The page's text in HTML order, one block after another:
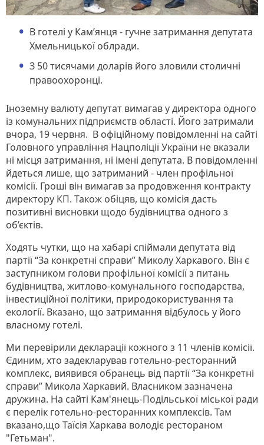
В готелі у Кам’янця - гучне затримання депутата
Хмельницької облради.
З 50 тисячами доларів його зловили столичні
правоохоронці.
Іноземну валюту депутат вимагав у директора одного
із комунальних підприємств області. Його затримали
вчора, 19 червня. В офіційному повідомленні на сайті
Головного управління Нацполіції України не вказали
ні місця затримання, ні імені депутата. В повідомленні
йдеться лише, що затриманий - член профільної
комісії. Гроші він вимагав за продовження контракту
директору КП. Також обіцяв, що комісія дасть
позитивні висновки щодо будівництва одного з
об’єктів.
Ходять чутки, що на хабарі спіймали депутата від
партії “За конкретні справи” Миколу Харкавого. Він є
заступником голови профільної комісії з питань
будівництва, житлово-комунального господарства,
інвестиційної політики, природокористування та
екології. Вказано, що затримання відбулось у його
власному готелі.
Ми перевірили декларації кожного з 11 членів комісії.
Єдиним, хто задекларував готельно-ресторанний
комплекс, виявився обранець від партії “За конкретні
справи” Микола Харкавий. Власником зазначена
дружина. На сайті Кам'янець-Подільської міської ради
є перелік готельно-ресторанних комплексів. Там
вказано,що Таїсія Харкава володіє рестораном
"Гетьман".